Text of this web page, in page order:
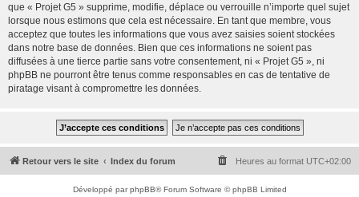
que « Projet G5 » supprime, modifie, déplace ou verrouille n’importe quel sujet
lorsque nous estimons que cela est nécessaire. En tant que membre, vous
acceptez que toutes les informations que vous avez saisies soient stockées
dans notre base de données. Bien que ces informations ne soient pas
diffusées à une tierce partie sans votre consentement, ni « Projet G5 », ni
phpBB ne pourront être tenus comme responsables en cas de tentative de
piratage visant à compromettre les données.
Retour vers le site Index du forum Heures au format UTC+02:00
Développé parphpBB® Forum Software © phpBB Limited